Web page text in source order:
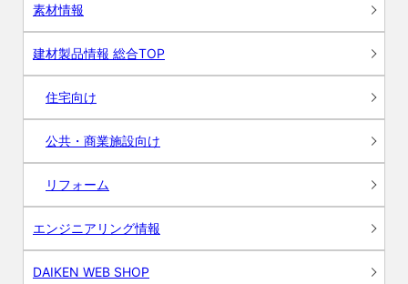
素材情報
建材製品情報 総合TOP
住宅向け
公共・商業施設向け
リフォーム
エンジニアリング情報
DAIKEN WEB SHOP